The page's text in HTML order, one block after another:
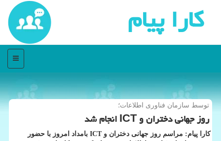
كارا پیام
منو
توسط سازمان فناوری اطلاعات؛
روز جهانی دختران و ICT انجام شد
كارا پیام: مراسم روز جهانی دختران و ICT بامداد امروز با حضور